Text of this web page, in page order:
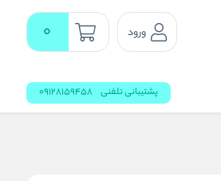
ورود 0
پشتیبانی تلفنی 09128159458